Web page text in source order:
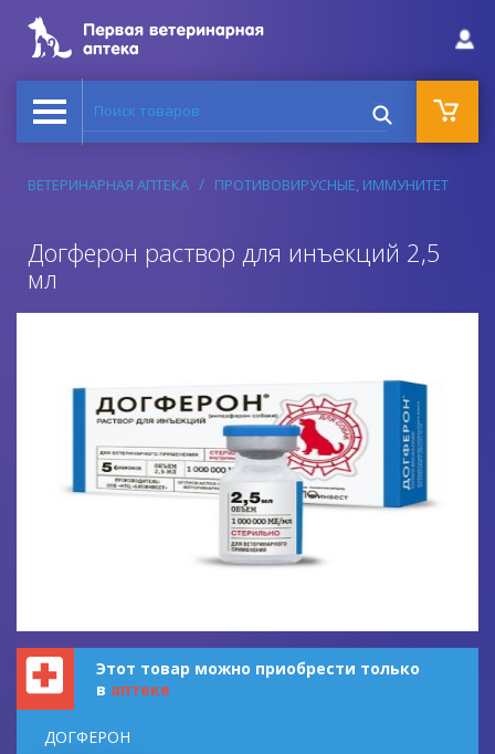
Поиск товаров
ВЕТЕРИНАРНАЯ АПТЕКА ПРОТИВОВИРУСНЫЕ, ИММУНИТЕТ
Догферон раствор для инъекций 2,5
мл
Этот товар можно приобрести только
в аптеке
ДОГФЕРОН